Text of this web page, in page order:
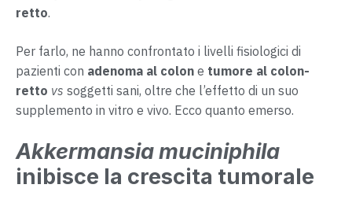
retto.
Per farlo, ne hanno confrontato i livelli fisiologici di
pazienti con adenoma al colon e tumore al colon-
retto vs soggetti sani, oltre che l’effetto di un suo
supplemento in vitro e vivo. Ecco quanto emerso.
Akkermansia muciniphila
inibisce la crescita tumorale